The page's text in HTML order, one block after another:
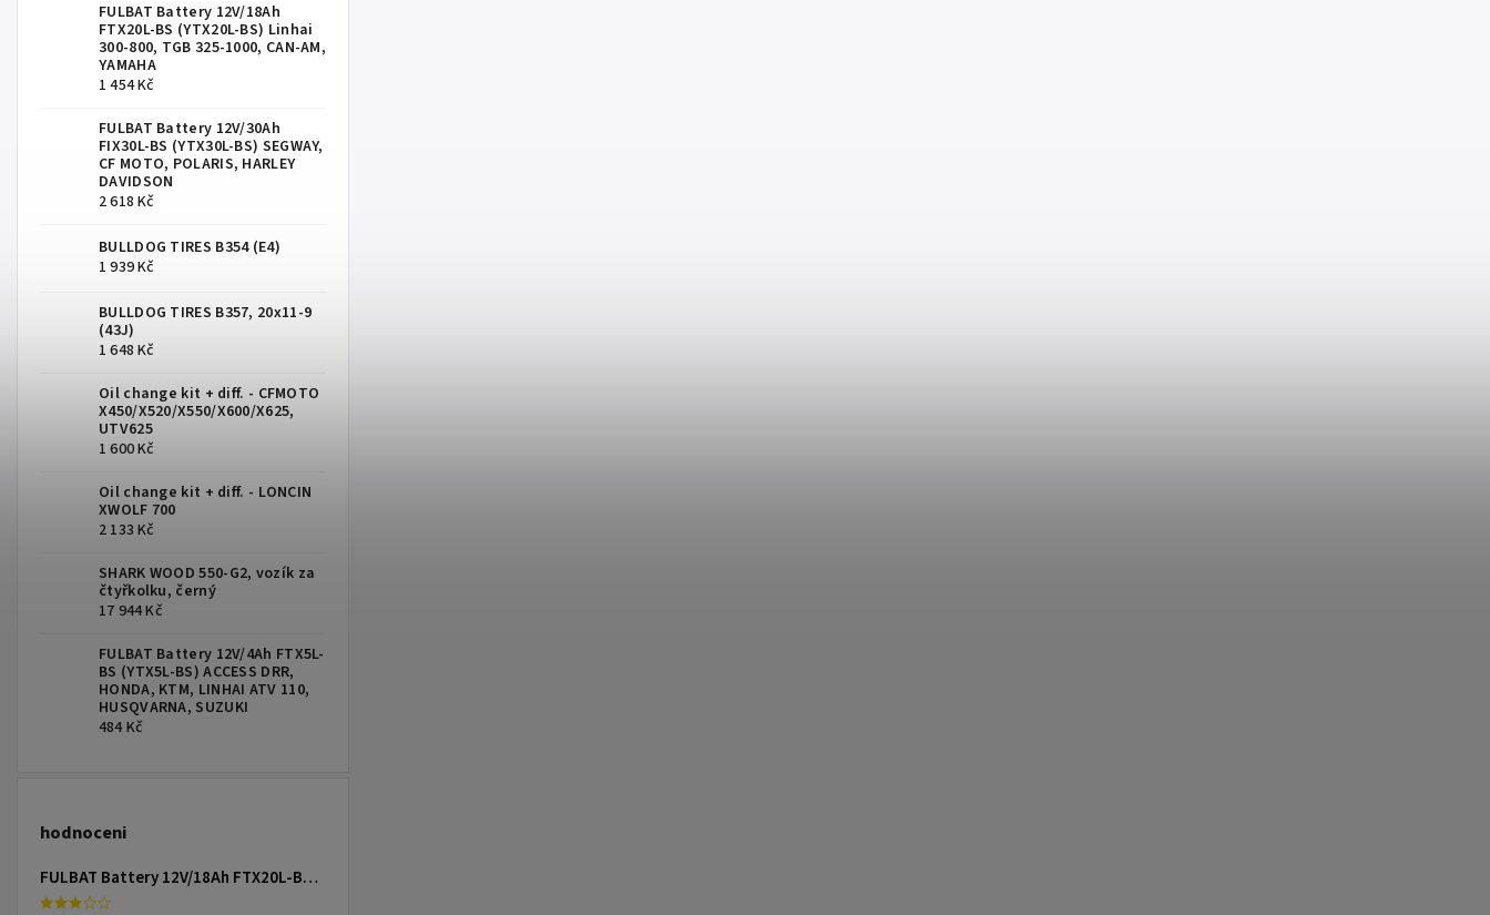
FULBAT Battery 12V/18Ah
FTX20L-BS (YTX20L-BS) Linhai
300-800, TGB 325-1000, CAN-AM,
YAMAHA
1 454 Kč
FULBAT Battery 12V/30Ah
FIX30L-BS (YTX30L-BS) SEGWAY,
CF MOTO, POLARIS, HARLEY
DAVIDSON
2 618 Kč
BULLDOG TIRES B354 (E4)
1 939 Kč
BULLDOG TIRES B357, 20x11-9
(43J)
1 648 Kč
Oil change kit + diff. - CFMOTO
X450/X520/X550/X600/X625,
UTV625
1 600 Kč
Oil change kit + diff. - LONCIN
XWOLF 700
2 133 Kč
SHARK WOOD 550-G2, vozík za
čtyřkolku, černý
17 944 Kč
FULBAT Battery 12V/4Ah FTX5L-
BS (YTX5L-BS) ACCESS DRR,
HONDA, KTM, LINHAI ATV 110,
HUSQVARNA, SUZUKI
484 Kč
hodnoceni
FULBAT Battery 12V/18Ah FTX20L-BS (YTX20L-BS) Linhai 300-800, TGB 325-1000, CAN-AM, YAMAHA